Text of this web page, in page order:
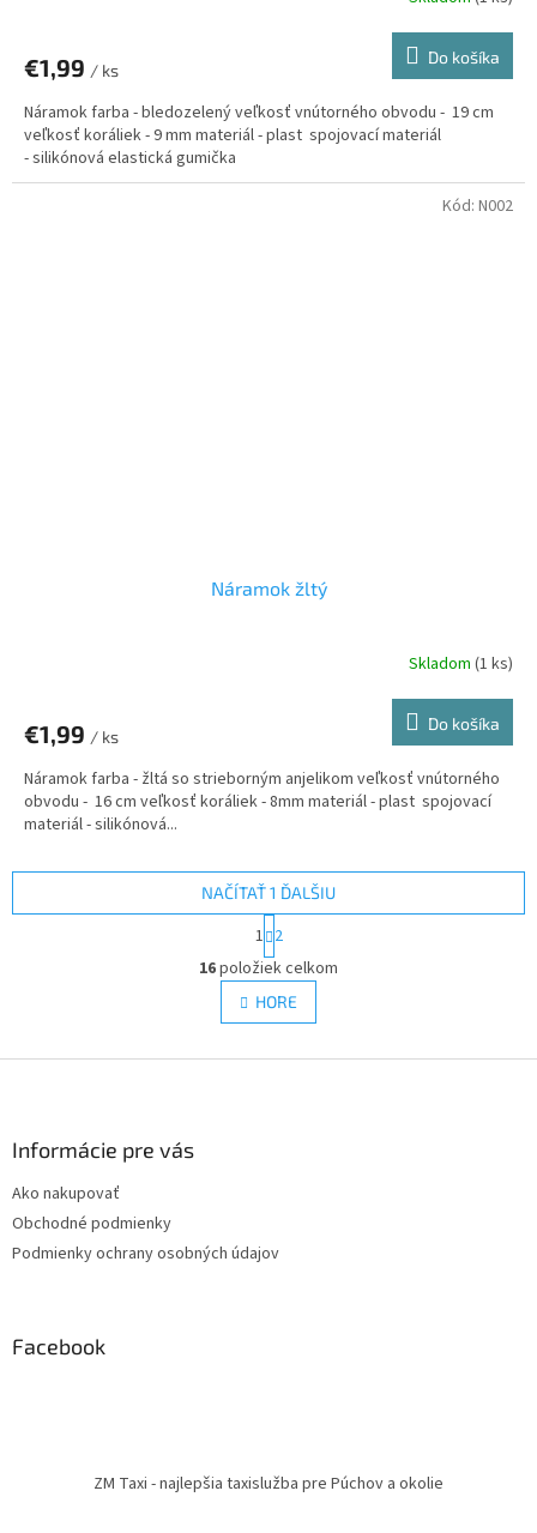
€1,99 / ks
Do košíka
Náramok farba - bledozelený veľkosť vnútorného obvodu - 19 cm
veľkosť koráliek - 9 mm materiál - plast spojovací materiál
- silikónová elastická gumička
Náramok žltý
Skladom (1 ks)
€1,99 / ks
Do košíka
Náramok farba - žltá so strieborným anjelikom veľkosť vnútorného
obvodu - 16 cm veľkosť koráliek - 8mm materiál - plast spojovací
materiál - silikónová...
Kód: N002
O
v
l
á
y
NAČÍTAŤ 1 ĎALŠIU
t
r
á
n
k
v
1 2
16položiek celkom
HORE
Informácie pre vás
Ako nakupovať
Obchodné podmienky
Podmienky ochrany osobných údajov
Facebook
ZM Taxi - najlepšia taxislužba pre Púchov a okolie